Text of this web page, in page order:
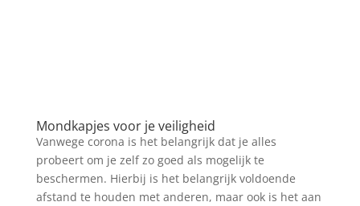
Mondkapjes voor je veiligheid
Vanwege corona is het belangrijk dat je alles
probeert om je zelf zo goed als mogelijk te
beschermen. Hierbij is het belangrijk voldoende
afstand te houden met anderen, maar ook is het aan